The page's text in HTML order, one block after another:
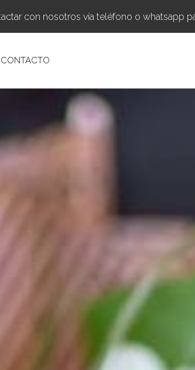
con nosotros vía teléfono o whatsapp
CONTACTO